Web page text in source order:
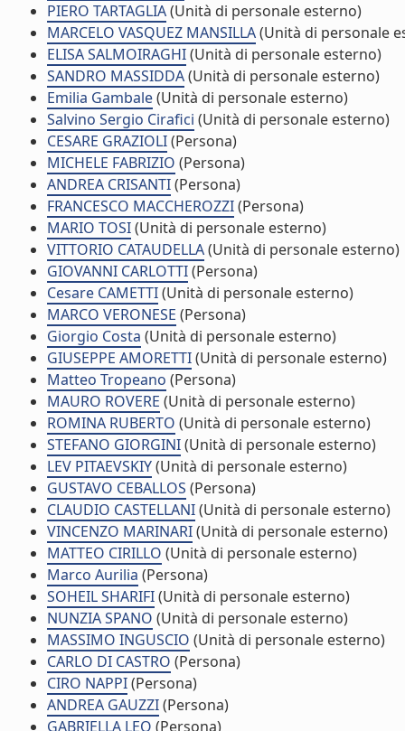
PIERO TARTAGLIA(Unità di personale esterno)
MARCELO VASQUEZ MANSILLA(Unità di personale
ELISA SALMOIRAGHI(Unità di personale esterno)
SANDRO MASSIDDA(Unità di personale esterno)
Emilia Gambale(Unità di personale esterno)
Salvino Sergio Cirafici (Unità di personale esterno)
CESARE GRAZIOLI(Persona)
MICHELE FABRIZIO (Persona)
ANDREA CRISANTI(Persona)
FRANCESCO MACCHEROZZI(Persona)
MARIO TOSI(Unità di personale esterno)
VITTORIO CATAUDELLA(Unità di personale esterno)
GIOVANNI CARLOTTI(Persona)
Cesare CAMETTI(Unità di personale esterno)
MARCO VERONESE (Persona)
Giorgio Costa (Unità di personale esterno)
GIUSEPPE AMORETTI(Unità di personale esterno)
Matteo Tropeano (Persona)
MAURO ROVERE (Unità di personale esterno)
ROMINA RUBERTO (Unità di personale esterno)
STEFANO GIORGINI(Unità di personale esterno)
LEV PITAEVSKIY(Unità di personale esterno)
GUSTAVO CEBALLOS (Persona)
CLAUDIO CASTELLANI(Unità di personale esterno)
VINCENZO MARINARI(Unità di personale esterno)
MATTEO CIRILLO (Unità di personale esterno)
Marco Aurilia (Persona)
SOHEIL SHARIFI(Unità di personale esterno)
NUNZIA SPANO (Unità di personale esterno)
MASSIMO INGUSCIO (Unità di personale esterno)
CARLO DI CASTRO (Persona)
CIRO NAPPI(Persona)
ANDREA GAUZZI(Persona)
GABRIELLA LEO (Persona)